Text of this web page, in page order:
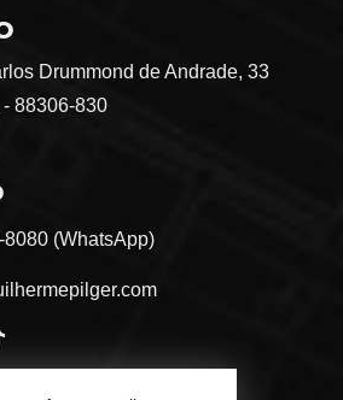
Drummond de Andrade, 33
88306-830
8080 (WhatsApp)